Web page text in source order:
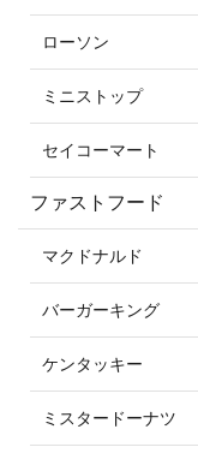
ローソン
ミニストップ
セイコーマート
ファストフード
マクドナルド
バーガーキング
ケンタッキー
ミスタードーナツ